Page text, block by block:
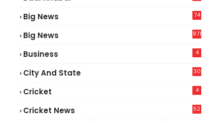
Big News
74
Big News 871
Business 4
City And State 30
Cricket 4
Cricket News
52